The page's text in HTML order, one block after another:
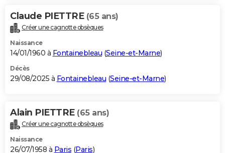
Bricolage
Lifestyle
Culture
Sport
Auto
Television
Voyage
Cinema
Claude PIETTRE (65 ans)
Créer une cagnotte obsèques
Naissance
14/01/1960 à Fontainebleau (Seine-et-Marne)
Décès
29/08/2025 à Fontainebleau (Seine-et-Marne)
Alain PIETTRE (65 ans)
Créer une cagnotte obsèques
Naissance
26/07/1958 à Paris (Paris)